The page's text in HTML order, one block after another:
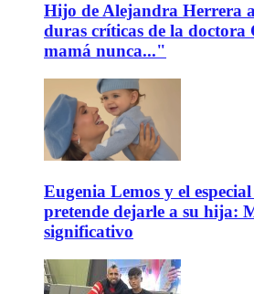
Hijo de Alejandra Herrera
duras críticas de la
mamá nunca..."
Eugenia Lemos y el
pretende dejarle a su hija:
significativo